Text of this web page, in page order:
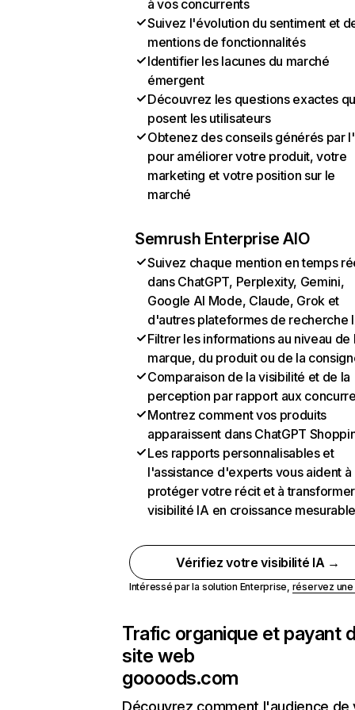
à vos concurrents
Suivez l'évolution du sentiment et
mentions de fonctionnalités
Identifier les lacunes du marché
émergent
Découvrez les questions exactes
posent les utilisateurs
Obtenez des conseils générés par
pour améliorer votre produit, votre
marketing et votre position sur le
marché
Semrush Enterprise AIO
Suivez chaque mention en temps
dans ChatGPT, Perplexity, Gemini,
Google AI Mode, Claude, Grok et
d'autres plateformes de recherche
Filtrer les informations au niveau de
marque, du produit ou de la
Comparaison de la visibilité et de la
perception par rapport aux
Montrez comment vos produits
apparaissent dans ChatGPT
Les rapports personnalisables et
l'assistance d'experts vous aident à
protéger votre récit et à
visibilité IA en croissance
Vérifiez votre visibilité IA →
Intéressé par la solution Enterprise, réservez
Trafic organique et payant
site web
goooods.com
Découvrez comment l'audience de